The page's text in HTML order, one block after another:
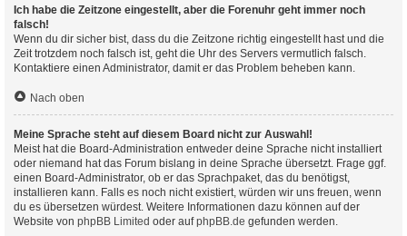
Ich habe die Zeitzone eingestellt, aber die Forenuhr geht immer noch
falsch!
Wenn du dir sicher bist, dass du die Zeitzone richtig eingestellt hast und die
Zeit trotzdem noch falsch ist, geht die Uhr des Servers vermutlich falsch.
Kontaktiere einen Administrator, damit er das Problem beheben kann.
Nach oben
Meine Sprache steht auf diesem Board nicht zur Auswahl!
Meist hat die Board-Administration entweder deine Sprache nicht installiert
oder niemand hat das Forum bislang in deine Sprache übersetzt. Frage ggf.
einen Board-Administrator, ob er das Sprachpaket, das du benötigst,
installieren kann. Falls es noch nicht existiert, würden wir uns freuen, wenn
du es übersetzen würdest. Weitere Informationen dazu können auf der
Website von phpBB Limited oder aufphpBB.de gefunden werden.